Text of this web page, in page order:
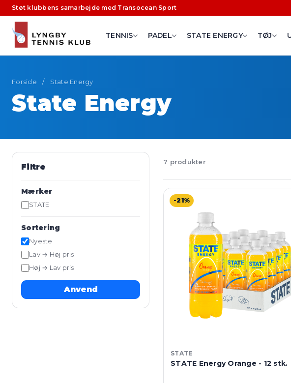
Støt klubbens samarbejde med Transocean Sport
TENNIS PADEL STATE ENERGY TØJ
Forside / State Energy
State Energy
Filtre
Mærker
STATE
Sortering
Nyeste
Lav → Høj pris
Høj → Lav pris
Anvend
7 produkter
-21%
STATE
STATE Energy Orange - 12 stk.